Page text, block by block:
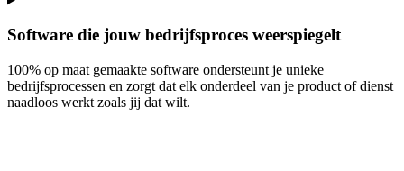
Software die jouw bedrijfsproces weerspiegelt
100% op maat gemaakte software ondersteunt je unieke
bedrijfsprocessen en zorgt dat elk onderdeel van je product of dienst
naadloos werkt zoals jij dat wilt.